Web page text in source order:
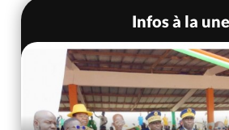
Infos à la une